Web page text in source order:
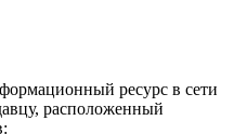
ресурс в сети
расположенный